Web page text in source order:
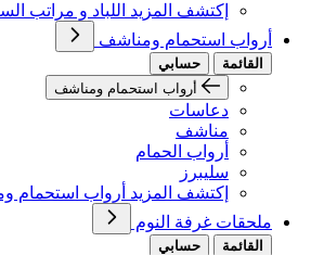
إكتشف المزيد اللباد و مراتب
أرواب استحمام ومناشف
القائمة
حسابي
أرواب استحمام ومناشف
دعاسات
مناشف
أرواب الحمام
سليبرز
إكتشف المزيد أرواب استحمام
ملحقات غرفة النوم
القائمة
حسابي